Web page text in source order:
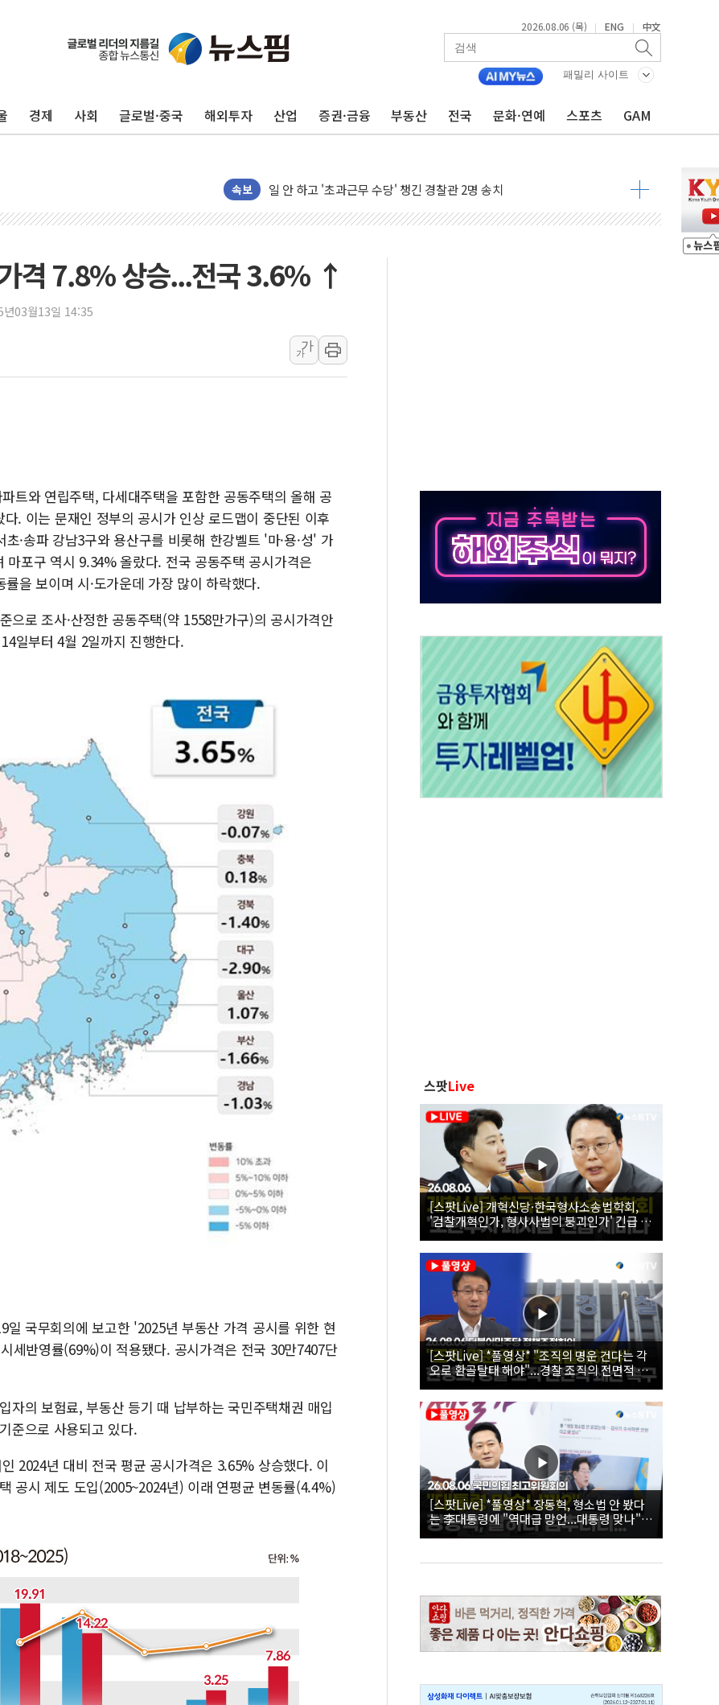
2026.08.06 (목) | ENG | 中文
패밀리 사이트
경제 사회 글로벌·중국 해외투자 산업 증권·금융 부동산 전국 문화·연예 스포츠 GAM
속보
삼성전자, FMS 2026서 차세대 AI 메모리 기술력 과시
토마토시스템 조길주·이강찬 대표, 자사주 매수
[특징주] 고려아연, 상반기 최대 실적에 13%대 급등
SBI저축은행, 최고 연 7.7% '생활파킹통장' 출시
美중간선거 '색깔론' 덧씌우는 트럼프...당내선 "안 먹힌다" 균열
가온전선, 싱가포르 도시철도 전력망 구축 계약
정점식, '부산 돌려차기' 부적절 발언 논란 사과…"재발 방지 모든 조치"
플래티어, '엑스젠' 운영·신뢰·확장성 강화
노타, '키미 K3' 경량화 모델 공개
현대캐피탈, '제네시스 파이낸스 썸머 페스타' 진행…리스·렌트 할인
피아이이, 'K-HERO 육성·지원사업' 최종 공동연구기관 선정
격 7.8% 상승...전국 3.6% ↑
년03월13일 14:35
가
가
트와 연립주택, 다세대주택을 포함한 공동주택의 올해 공
. 이는 문재인 정부의 공시가 인상 로드맵이 중단된 이후
·송파 강남3구와 용산구를 비롯해 한강벨트 '마·용·성' 가
포구 역시 9.34% 올랐다. 전국 공동주택 공시가격은
을 보이며 시·도가운데 가장 많이 하락했다.
으로 조사·산정한 공동주택(약 1558만가구)의 공시가격안
일부터 4월 2일까지 진행한다.
국무회의에 보고한 '2025년 부동산 가격 공시를 위한 현
세반영률(69%)이 적용됐다. 공시가격은 전국 30만7407단
자의 보험료, 부동산 등기 때 납부하는 국민주택채권 매입
준으로 사용되고 있다.
2024년 대비 전국 평균 공시가격은 3.65% 상승했다. 이
공시 제도 도입(2005~2024년) 이래 연평균 변동률(4.4%)
스팟Live
[스팟Live] 개혁신당·한국형사소송법학회,
'검찰개혁인가, 형사사법의 붕괴인가' 긴급 세
미나｜26.08.06
[스팟Live] *풀영상* "조직의 명운 건다는 각
오로 환골탈태 해야"...경찰 조직의 전면적 쇄
신 촉구한 한병도 | 26.08.06 더불어민주당 정
책조정회의
[스팟Live] *풀영상* 장동혁, 형소법 안 봤다
는 李대통령에 "역대급 망언...대통령 맞나"｜
26.08.06 국민의힘 최고위원회의